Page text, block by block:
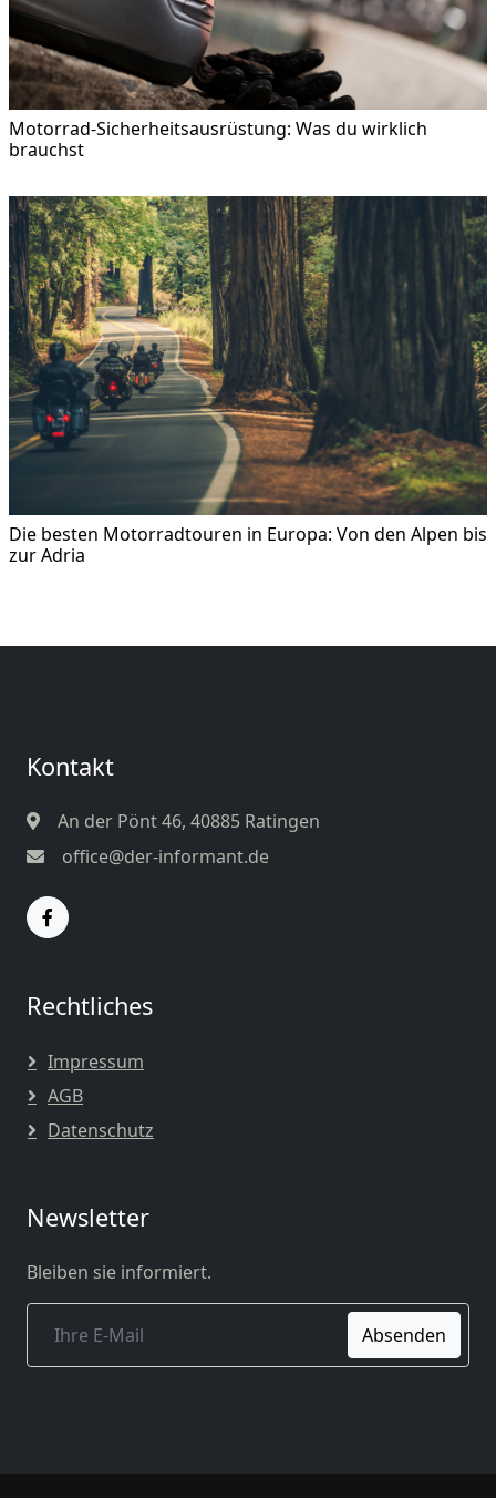
Motorrad-Sicherheitsausrüstung: Was du wirklich
brauchst
Die besten Motorradtouren in Europa: Von den Alpen bis
zur Adria
Kontakt
An der Pönt 46, 40885 Ratingen
office@der-informant.de
Rechtliches
Impressum
AGB
Datenschutz
Newsletter
Bleiben sie informiert.
Absenden